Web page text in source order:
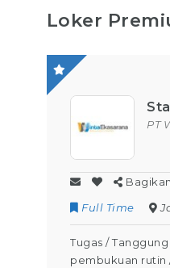
Loker
PT
Bagikan
Full Time
Tugas /
pembukuan rutin